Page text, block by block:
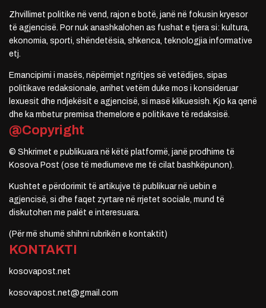
Zhvillimet politike në vend, rajon e botë, janë në fokusin kryesor
të agjencisë. Por nuk anashkalohen as fushat e tjera si: kultura,
ekonomia, sporti, shëndetësia, shkenca, teknologjia informative
etj.
Emancipimi i masës, nëpërmjet ngritjes së vetëdijes, sipas
politikave redaksionale, arrihet vetëm duke mos i konsideruar
lexuesit dhe ndjekësit e agjencisë, si masë klikuesish. Kjo ka qenë
dhe ka mbetur premisa themelore e politikave të redaksisë.
@Copyright
© Shkrimet e publikuara në këtë platformë, janë prodhime të
Kosova Post (ose të mediumeve me të cilat bashkëpunon).
Kushtet e përdorimit të artikujve të publikuar në uebin e
agjencisë, si dhe faqet zyrtare në rrjetet sociale, mund të
diskutohen me palët e interesuara.
(Për më shumë shihni rubrikën e kontaktit)
KONTAKTI
kosovapost.net
kosovapost.net@gmail.com